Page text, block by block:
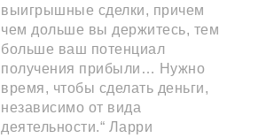
выигрышные сделки, причем
чем дольше вы держитесь, тем
больше ваш потенциал
получения прибыли… Нужно
время, чтобы сделать деньги,
независимо от вида
деятельности.“ Ларри